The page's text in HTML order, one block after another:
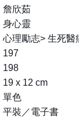
詹欣茹
身心靈
心理勵志> 生死醫
197
198
19 x 12 cm
單色
平裝／電子書